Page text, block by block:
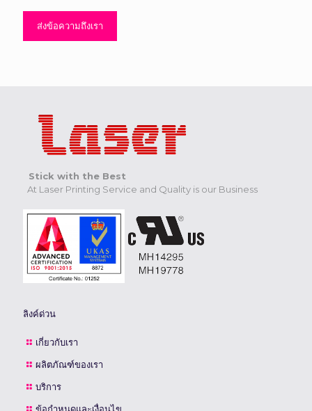
Stick with the Best
At Laser Printing Service and Quality is our Business
ลิงค์ด่วน
เกี่ยวกับเรา
ผลิตภัณฑ์ของเรา
บริการ